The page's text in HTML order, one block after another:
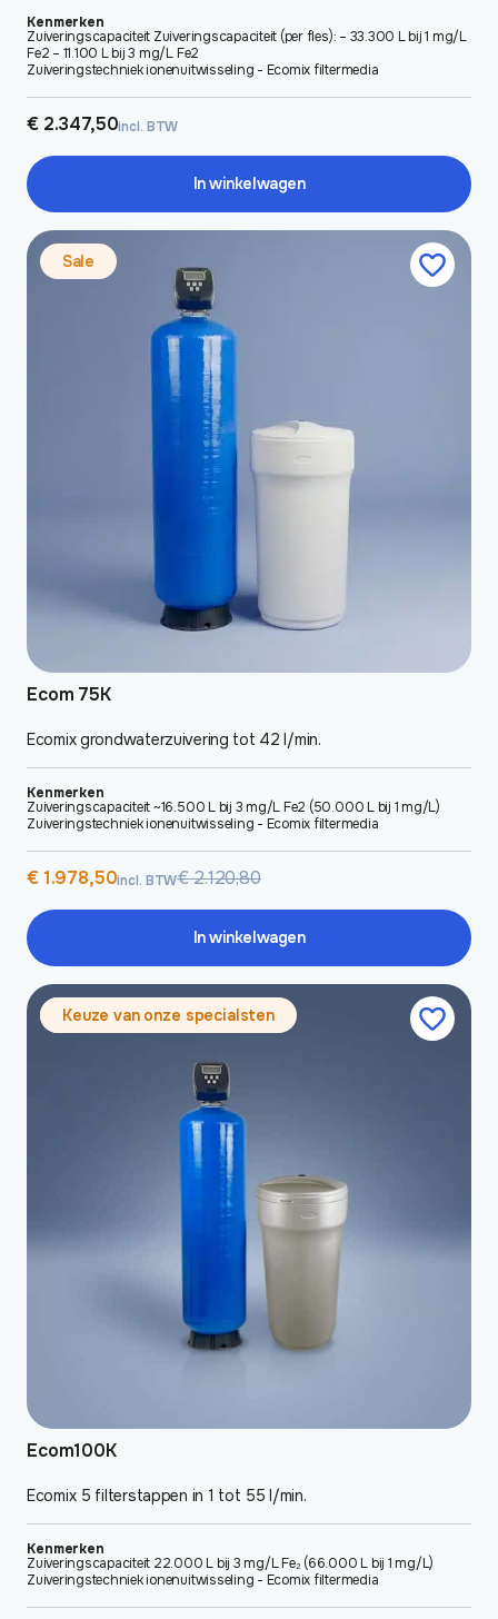
Kenmerken
Zuiveringscapaciteit Zuiveringscapaciteit (per fles): – 33.300 L bij 1 mg/L
Fe2 – 11.100 L bij 3 mg/L Fe2
Zuiveringstechniek ionenuitwisseling - Ecomix filtermedia
€2.347,50incl. BTW
In winkelwagen
Ecom 75K
Ecomix grondwaterzuivering tot 42 l/min.
Kenmerken
Zuiveringscapaciteit ~16.500 L bij 3 mg/L Fe2 (50.000 L bij 1 mg/L)
Zuiveringstechniek ionenuitwisseling - Ecomix filtermedia
€2.120,80
Oorspronkelijke
was:
€ 2.120,80.
€1.978,50
Huidige
is:
€ 1.978,50.
incl. BTW
In winkelwagen
Keuze van onze specialsten
Ecom100K
Ecomix 5 filterstappen in 1 tot 55 l/min.
Kenmerken
Zuiveringscapaciteit 22.000 L bij 3 mg/L Fe₂ (66.000 L bij 1 mg/L)
Zuiveringstechniek ionenuitwisseling - Ecomix filtermedia